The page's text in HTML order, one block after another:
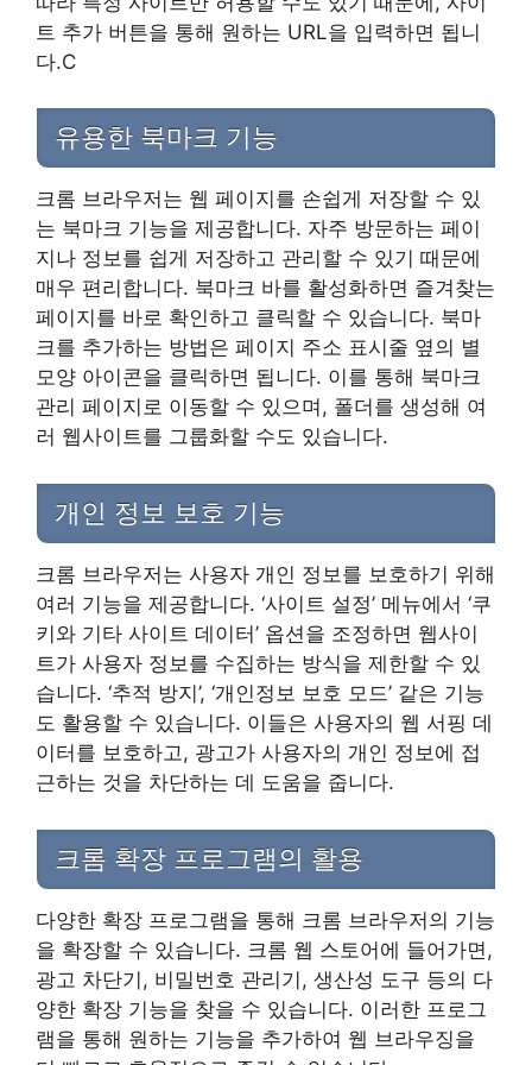
트 추가 버튼을 통해 원하는 URL을 입력하면 됩니
다.C
유용한 북마크 기능
크롬 브라우저는 웹 페이지를 손쉽게 저장할 수 있
는 북마크 기능을 제공합니다. 자주 방문하는 페이
지나 정보를 쉽게 저장하고 관리할 수 있기 때문에
매우 편리합니다. 북마크 바를 활성화하면 즐겨찾는
페이지를 바로 확인하고 클릭할 수 있습니다. 북마
크를 추가하는 방법은 페이지 주소 표시줄 옆의 별
모양 아이콘을 클릭하면 됩니다. 이를 통해 북마크
관리 페이지로 이동할 수 있으며, 폴더를 생성해 여
러 웹사이트를 그룹화할 수도 있습니다.
개인 정보 보호 기능
크롬 브라우저는 사용자 개인 정보를 보호하기 위해
여러 기능을 제공합니다. ‘사이트 설정’ 메뉴에서 ‘쿠
키와 기타 사이트 데이터’ 옵션을 조정하면 웹사이
트가 사용자 정보를 수집하는 방식을 제한할 수 있
습니다. ‘추적 방지’, ‘개인정보 보호 모드’ 같은 기능
도 활용할 수 있습니다. 이들은 사용자의 웹 서핑 데
이터를 보호하고, 광고가 사용자의 개인 정보에 접
근하는 것을 차단하는 데 도움을 줍니다.
크롬 확장 프로그램의 활용
다양한 확장 프로그램을 통해 크롬 브라우저의 기능
을 확장할 수 있습니다. 크롬 웹 스토어에 들어가면,
광고 차단기, 비밀번호 관리기, 생산성 도구 등의 다
양한 확장 기능을 찾을 수 있습니다. 이러한 프로그
램을 통해 원하는 기능을 추가하여 웹 브라우징을